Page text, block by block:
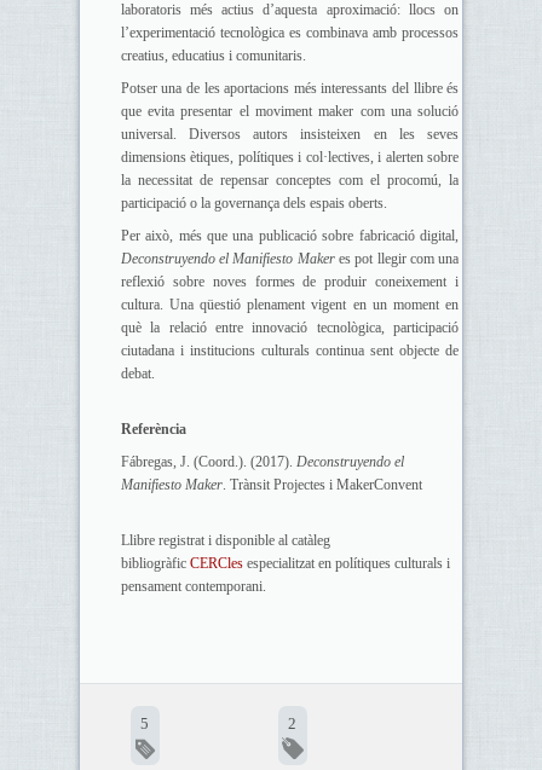
laboratoris més actius d’aquesta aproximació: llocs on
l’experimentació tecnològica es combinava amb processos
creatius, educatius i comunitaris.
Potser una de les aportacions més interessants del llibre és
que evita presentar el moviment maker com una solució
universal. Diversos autors insisteixen en les seves
dimensions ètiques, polítiques i col·lectives, i alerten sobre
la necessitat de repensar conceptes com el procomú, la
participació o la governança dels espais oberts.
Per això, més que una publicació sobre fabricació digital,
Deconstruyendo el Manifiesto Makeres pot llegir com una
reflexió sobre noves formes de produir coneixement i
cultura. Una qüestió plenament vigent en un moment en
què la relació entre innovació tecnològica, participació
ciutadana i institucions culturals continua sent objecte de
debat.
Referència
Fábregas, J. (Coord.). (2017). Deconstruyendo el
Manifiesto Maker. Trànsit Projectes i MakerConvent
Llibre registrat i disponible al catàleg
bibliogràfic CERClesespecialitzat en polítiques culturals i
pensament contemporani.
5 2